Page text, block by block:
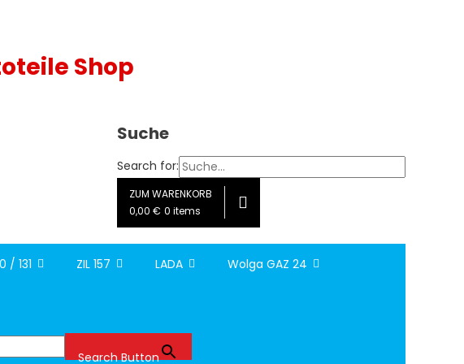
Shop
Suche
Search for:
ZUM WARENKORB
0,00 € 0 items
/ 131 ZIL 157 LADA Wolga GAZ 24
Search Button